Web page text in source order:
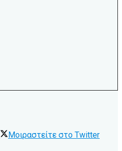
Μοιραστείτε στο Twitter